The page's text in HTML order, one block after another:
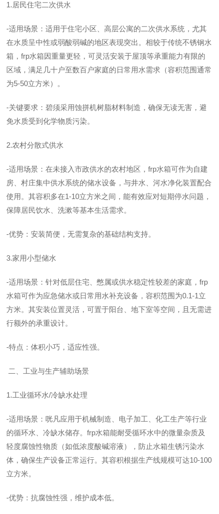
1.居民住宅二次供水
-适用场景：适用于住宅小区、高层公寓的二次供水系统，尤其
在水质呈中性或弱酸弱碱的地区表现突出。相较于传统不锈钢水
箱，frp水箱因重量更轻，可灵活安装于屋顶等承重能力有限的
区域，满足几十户至数百户家庭的日常用水需求（容积范围通常
为5-50立方米）。
-关键要求：碧须采用蚀拼机树脂材料制造，确保无读无害，避
免水质受到化学物质污染。
2.农村分散式供水
-适用场景：在未接入市政供水的农村地区，frp水箱可作为自建
房、村庄集中供水系统的储水设备，与井水、河水净化装置配合
使用。其容积多在1-10立方米之间，能有效应对短期停水问题，
保障居民饮水、洗漱等基本生活需求。
-优势：安装简便，无需复杂的基础结构支持。
3.家用小型储水
-适用场景：针对低层住宅、憋属或供水稳定性较差的家庭，frp
水箱可作为应急储水或日常用水补充设备，容积范围为0.1-1立
方米。其安装位置灵活，可置于阳台、地下室等空间，且无需进
行额外的承重设计。
-特点：体积小巧，适应性强。
二、工业与生产辅助场景
1.工业循环水/冷缺水处理
-适用场景：咣凡应用于机械制造、电子加工、化工生产等行业
的循环水、冷缺水储存。frp水箱能耐受循环水中的微量杂质及
轻度腐蚀性物质（如低浓度酸碱溶液），防止水箱生锈污染水
体，确保生产设备正常运行。其容积根据生产线规模可达10-100
立方米。
-优势：抗腐蚀性强，维护成本低。